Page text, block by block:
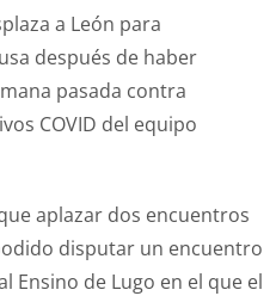
a León para
después de haber
pasada contra
COVID del equipo
aplazar dos encuentros
disputar un encuentro
Ensino de Lugo en el que el